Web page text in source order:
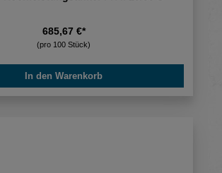
685,67 €*
(pro 100 Stück)
In den Warenkorb